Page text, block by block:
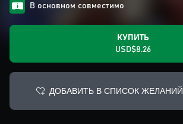
В основном совместимо
КУПИТЬ
USD$8.26
ДОБАВИТЬ В СПИСОК ЖЕЛАНИЙ